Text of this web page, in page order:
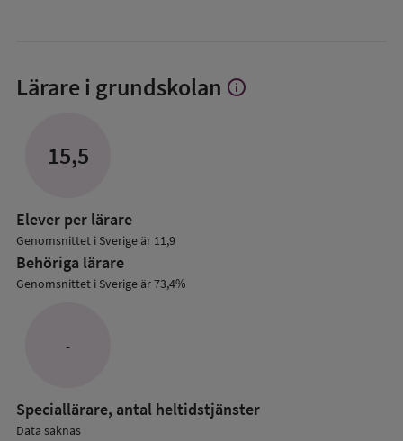
Lärare i grundskolan Visa
info
15,5
Elever per lärare
Genomsnittet i Sverige är 11,9
Behöriga lärare
Genomsnittet i Sverige är 73,4%
-
Speciallärare, antal heltidstjänster
Data saknas